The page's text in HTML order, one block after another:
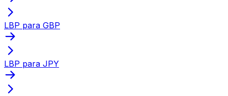
LBP para GBP
LBP para JPY